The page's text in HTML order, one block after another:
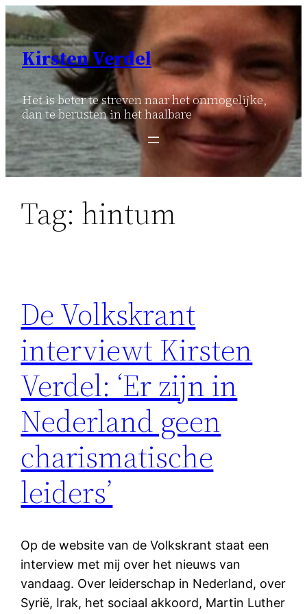
Ga
naar
inhoud
Kirsten Verdel
Het is beter te streven naar het onmogelijke,
dan te berusten in het haalbare
Tag: hintum
De Volkskrant
interviewt Kirsten
Verdel: ‘Er zijn in
Nederland geen
charismatische
leiders’
Op de website van de Volkskrant staat een
interview met mij over het nieuws van
vandaag. Over leiderschap in Nederland, over
Syrië, Irak, het sociaal akkoord, Martin Luther